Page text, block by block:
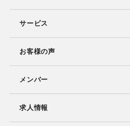
サービス
お客様の声
メンバー
求人情報